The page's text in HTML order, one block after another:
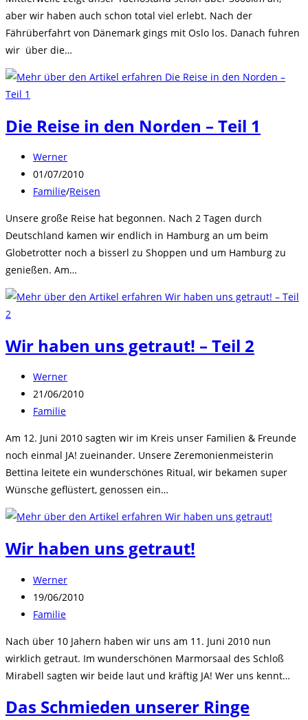
aber wir haben auch schon total viel erlebt. Nach der
Fährüberfahrt von Dänemark gings mit Oslo los. Danach fuhren
wir über die…
Die Reise in den Norden – Teil 1
Beitrags-
Autor:
Werner
Beitrag
veröffentlicht:
01/07/2010
Beitrags-
Familie/Reisen
Unsere große Reise hat begonnen. Nach 2 Tagen durch
Deutschland kamen wir endlich in Hamburg an um beim
Globetrotter noch a bisserl zu Shoppen und um Hamburg zu
genießen. Am…
Wir haben uns getraut! – Teil 2
Beitrags-
Autor:
Werner
Beitrag
veröffentlicht:
21/06/2010
Beitrags-
Familie
Am 12. Juni 2010 sagten wir im Kreis unser Familien & Freunde
noch einmal JA! zueinander. Unsere Zeremonienmeisterin
Bettina leitete ein wunderschönes Ritual, wir bekamen super
Wünsche geflüstert, genossen ein…
Wir haben uns getraut!
Beitrags-
Autor:
Werner
Beitrag
veröffentlicht:
19/06/2010
Beitrags-
Familie
Nach über 10 Jahern haben wir uns am 11. Juni 2010 nun
wirklich getraut. Im wunderschönen Marmorsaal des Schloß
Mirabell sagten wir beide laut und kräftig JA! Wer uns kennt…
Das Schmieden unserer Ringe